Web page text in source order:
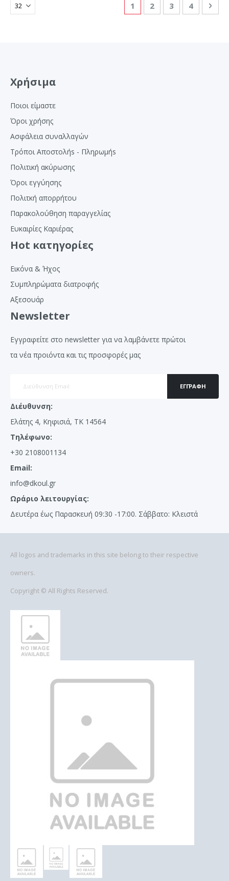
Σελίδα
Διαβάζετε αυτή τη
1 Σελίδα
2 Σελίδα
3 Σελίδα
4
Χρήσιμα
Ποιοι είμαστε
Όροι χρήσης
Ασφάλεια συναλλαγών
Τρόποι Αποστολήs - Πληρωμήs
Πολιτική ακύρωσης
Όροι εγγύησης
Πολιτκή απορρήτου
Παρακολούθηση παραγγελίας
Ευκαιρίες Καριέρας
Hot κατηγορίες
Εικόνα & Ήχος
Συμπληρώματα διατροφής
Αξεσουάρ
Newsletter
Εγγραφείτε στο newsletter για να λαμβάνετε πρώτοι
τα νέα προιόντα και τις προσφορές μας
ΕΓΓΡΑΦΉ
Διέυθυνση:
Ελάτης 4, Κηφισιά, ΤΚ 14564
Τηλέφωνο:
+30 2108001134
Email:
info@dkoul.gr
Ωράριο λειτουργίας:
Δευτέρα έως Παρασκευή 09:30 -17:00. Σάββατο: Κλειστά
All logos and trademarks in this site belong to their respective
owners.
Copyright © All Rights Reserved.